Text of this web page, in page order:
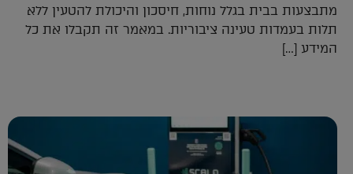
מתבצעות בבית בגלל נוחות, חיסכון והיכולת להטעין ללא
תלות בעמדות טעינה ציבוריות. במאמר זה תקבלו את כל
המידע […]